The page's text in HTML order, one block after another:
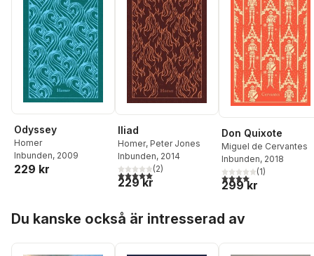
Odyssey
Homer
Inbunden, 2009
229 kr
Iliad
Homer, Peter Jones
Inbunden, 2014
5,0utav 5 stjärnor. Totalt antal röster:
(2)
229 kr
Don Quixote
Miguel de Cervantes
Inbunden, 2018
4,0utav 5 stjärnor.
(1)
299 kr
Du kanske också är intresserad av